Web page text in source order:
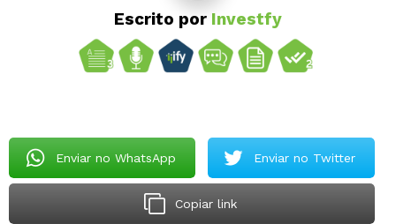
Escrito por Investfy
Enviar no WhatsApp Enviar no Twitter
Copiar link